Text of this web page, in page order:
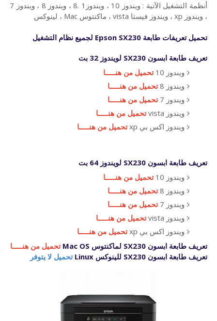
أنظمة التشغيل الآتية : ويندوز 10 ، ويندوز1 .8 ، ويندوز 8 ، ويندوز 7
، ويندوز xp ، ويندوز فيستا vista ، ماكنتوس Mac ، لينوكس
تحميل تعريفات طابعة Epson SX230 لجميع نظام التشغيل
تعريف طابعة ابسون SX230 لويندوز 32 بت
ويندوز 10
تحميل من هنـــــا
ويندوز 8
تحميل من هنـــــا
ويندوز 7
تحميل من هنـــــا
ويندوز vista
تحميل من هنـــــا
ويندوز اكس بي xp
تحميل من هنـــــا
تعريف طابعة ابسون SX230 لويندوز 64 بت
ويندوز 10
تحميل من هنـــــا
ويندوز 8
تحميل من هنـــــا
ويندوز 7
تحميل من هنـــــا
ويندوز vista
تحميل من هنـــــا
ويندوز اكس بي xp
تحميل من هنـــــا
تعريف طابعة ابسون SX230 لماكنتوس Mac OS
تحميل من هنـــــا
تعريف طابعة ابسون SX230 للينوكس Linux
تحميل لا يتوفر